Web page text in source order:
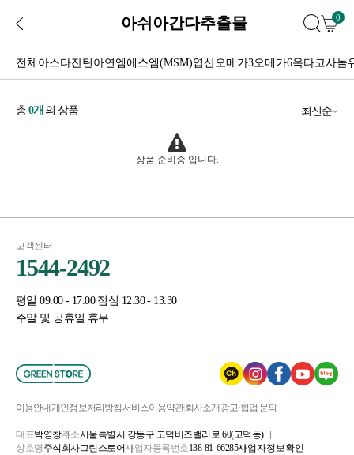
아쉬아간다추출물 0
전체 아스타잔틴 아연 엠에스엠(MSM)엽산오메가3오메가6옥타코사놀
총 0개 의 상품 최신순
상품 준비중 입니다.
고객센터
1544-2492
평일 09:00 - 17:00 점심 12:30 - 13:30
주말 및 공휴일 휴무
이용안내개인정보처리방침 서비스이용약관회사소개 광고·협업 문의
대표박영창주소서울특별시 강동구 고덕비즈밸리로 60(고덕동)
상호명 주식회사그린스토어사업자등록번호138-81-66285사업자정보확인